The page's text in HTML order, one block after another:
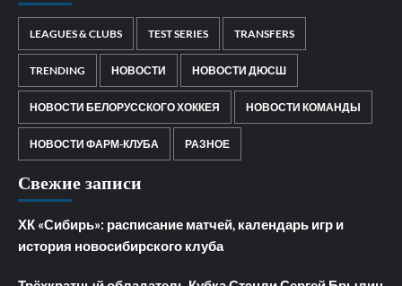
LEAGUES & CLUBS TEST SERIES TRANSFERS
TRENDING НОВОСТИ НОВОСТИ ДЮСШ
НОВОСТИ БЕЛОРУССКОГО ХОККЕЯ НОВОСТИ КОМАНДЫ
НОВОСТИ ФАРМ-КЛУБА РАЗНОЕ
Свежие записи
ХК «Сибирь»: расписание матчей, календарь игр и
история новосибирского клуба